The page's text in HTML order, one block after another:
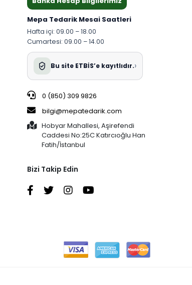
Mepa Tedarik Mesai Saatleri
Hafta içi: 09.00 – 18.00
Cumartesi: 09.00 – 14.00
Bu site ETBİS’e kayıtlıdır.›
0 (850) 309 9826
bilgi@mepatedarik.com
Hobyar Mahallesi, Aşirefendi
Caddesi No:25C Katırcıoğlu Han
Fatih/İstanbul
Bizi Takip Edin